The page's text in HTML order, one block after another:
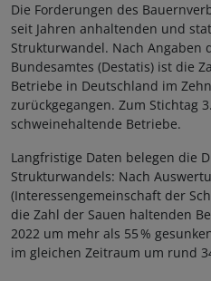
Die Forderungen des
seit Jahren anhaltenden und
Strukturwandel. Nach Angaben
Bundesamtes (Destatis) ist die
Betriebe in Deutschland im
zurückgegangen. Zum Stichtag
schweinehaltende Betriebe.
Langfristige Daten belegen die
Strukturwandels: Nach
(Interessengemeinschaft der
die Zahl der Sauen haltenden
2022 um mehr als 55%
im gleichen Zeitraum um rund